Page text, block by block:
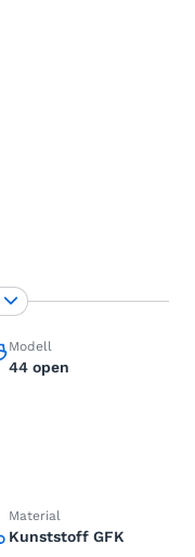
Modell
44 open
Material
Kunststoff GFK